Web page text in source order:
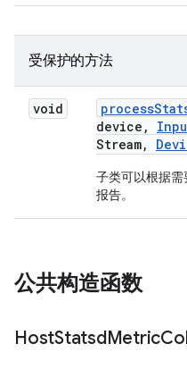
受保护的方法
void process
device ,
Stream,
子类可以根据
报告。
公共构造函数
HostStatsdMetric